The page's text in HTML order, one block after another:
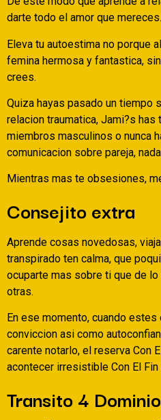
darte todo el amor que mereces.
Eleva tu autoestima no porque
femina hermosa y fantastica,
crees.
Quiza hayas pasado un tiempo
relacion traumatica, Jami?s
miembros masculinos o nunca
comunicacion sobre pareja,
Mientras mas te obsesiones,
Consejito extra
Aprende cosas novedosas,
transpirado ten calma, que
ocuparte mas sobre ti que de
otras.
En ese momento, cuando
conviccion asi­ como
carente notarlo, el reserva Con
acontecer irresistible Con El
Transito 4